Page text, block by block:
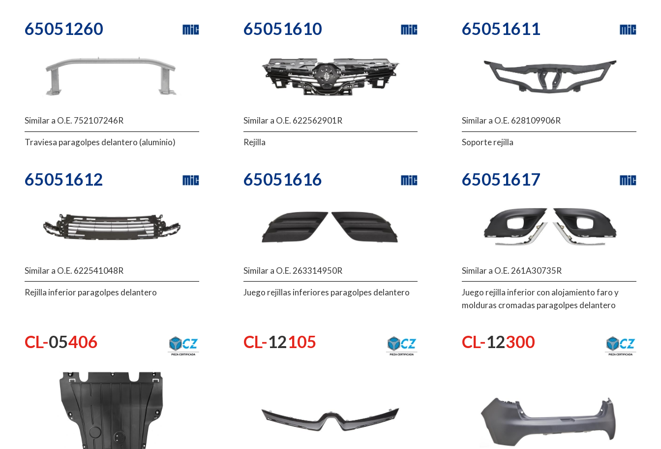
65051260
Similar a O.E. 752107246R
Traviesa paragolpes delantero (aluminio)
65051610
Similar a O.E. 622562901R
Rejilla
65051611
Similar a O.E. 628109906R
Soporte rejilla
65051612
Similar a O.E. 622541048R
Rejilla inferior paragolpes delantero
65051616
Similar a O.E. 263314950R
Juego rejillas inferiores paragolpes delantero
65051617
Similar a O.E. 261A30735R
Juego rejilla inferior con alojamiento faro y
molduras cromadas paragolpes delantero
CL-05406 CL-12105 CL-12300